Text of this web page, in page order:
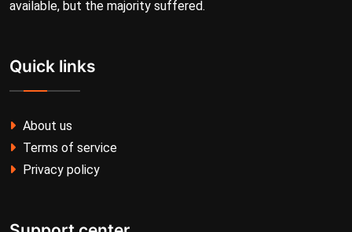
available, but the majority suffered.
Quick links
About us
Terms of service
Privacy policy